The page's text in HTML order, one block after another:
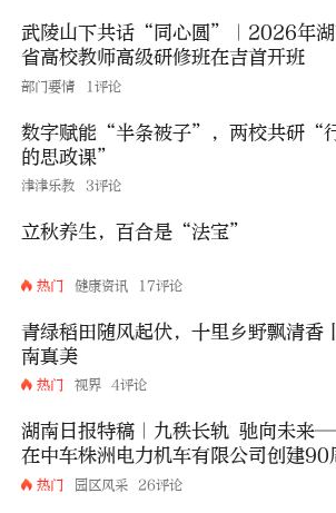
武陵山下共话“同心圆”｜2026年
省高校教师高级研修班在吉首开班
部门要情 1评论
数字赋能“半条被子”，两校共研“
的思政课”
津津乐教 3评论
立秋养生，百合是“法宝”
热门 健康资讯 17评论
青绿稻田随风起伏，十里乡野飘清香
南真美
热门 视界 4评论
湖南日报特稿｜九秩长轨 驰向未来
在中车株洲电力机车有限公司创建90
之际
热门 园区风采 26评论